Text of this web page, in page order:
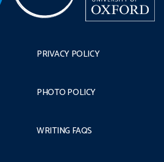
PRIVACY POLICY
PHOTO POLICY
WRITING FAQS